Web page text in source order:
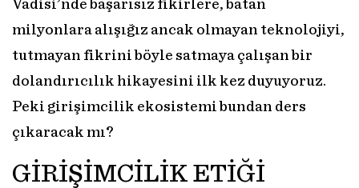
Vadisi’nde başarısız fikirlere, batan
milyonlara alışığız ancak olmayan teknolojiyi,
tutmayan fikrini böyle satmaya çalışan bir
dolandırıcılık hikayesini ilk kez duyuyoruz.
Peki girişimcilik ekosistemi bundan ders
çıkaracak mı?
GİRİŞİMCİLİK ETİĞİ